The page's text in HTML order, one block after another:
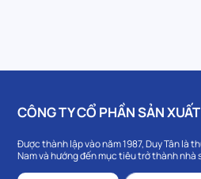
CÔNG TY CỔ PHẦN SẢN
Được thành lập vào năm 1987, Duy Tân là
Nam và hướng đến mục tiêu trở thành nhà